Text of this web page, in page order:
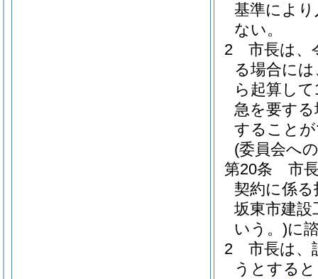
基準によ
ない。
2
市長は、
る場合に
ら起算し
急を要す
すること
(委員会へ
第20条
市
契約に係
坂東市建設
いう。)に
2
市長は、
うとする